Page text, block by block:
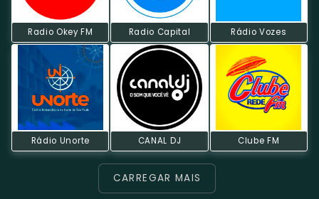
Radio Okey FM Radio Capital Rádio Vozes
Rádio Unorte CANAL DJ Clube FM
CARREGAR MAIS